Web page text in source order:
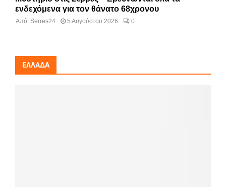
ενδεχόμενα για τον θάνατο 68χρονου
Από: Serres24 5 Αυγούστου 2026 0
ΕΛΛΆΔΑ